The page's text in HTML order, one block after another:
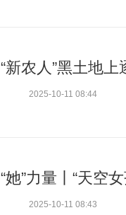
“新农人”黑土地
2025-10-11 08:44
“她”力量丨“天空
2025-10-11 08:43